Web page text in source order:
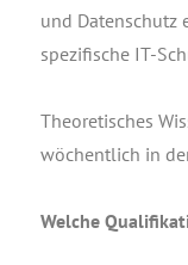
und Daten­schutz
spe­zi­fi­sche IT-
Theo­re­ti­sches
wöchent­lich in
Wel­che